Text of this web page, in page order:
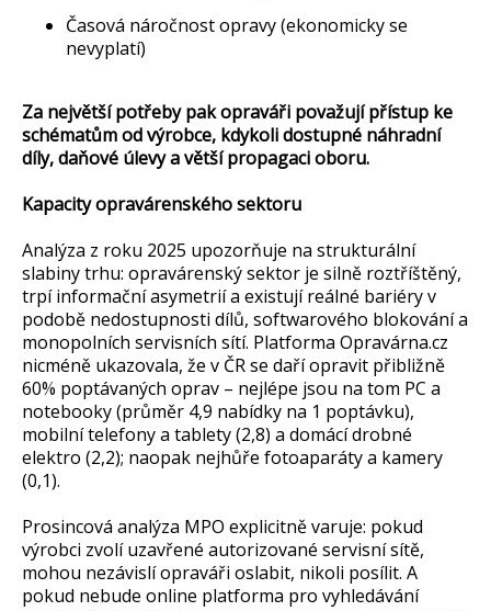
Časová náročnost opravy (ekonomicky se
nevyplatí)
Za největší potřeby pak opraváři považují přístup ke
schématům od výrobce, kdykoli dostupné náhradní
díly, daňové úlevy a větší propagaci oboru.
Kapacity opravárenského sektoru
Analýza z roku 2025 upozorňuje na strukturální
slabiny trhu: opravárenský sektor je silně roztříštěný,
trpí informační asymetrií a existují reálné bariéry v
podobě nedostupnosti dílů, softwarového blokování a
monopolních servisních sítí. Platforma Opravárna.cz
nicméně ukazovala, že v ČR se daří opravit přibližně
60% poptávaných oprav – nejlépe jsou na tom PC a
notebooky (průměr 4,9 nabídky na 1 poptávku),
mobilní telefony a tablety (2,8) a domácí drobné
elektro (2,2); naopak nejhůře fotoaparáty a kamery
(0,1).
Prosincová analýza MPO explicitně varuje: pokud
výrobci zvolí uzavřené autorizované servisní sítě,
mohou nezávislí opraváři oslabit, nikoli posílit. A
pokud nebude online platforma pro vyhledávání